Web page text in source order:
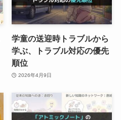
学童の送迎時トラブルから
学ぶ、トラブル対応の優先
順位
2026年4月9日